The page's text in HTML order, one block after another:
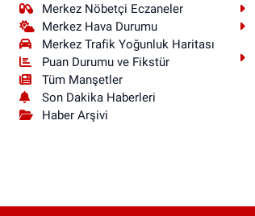
Merkez Nöbetçi Eczaneler
Merkez Hava Durumu
Merkez Trafik Yoğunluk Haritası
Puan Durumu ve Fikstür
Tüm Manşetler
Son Dakika Haberleri
Haber Arşivi